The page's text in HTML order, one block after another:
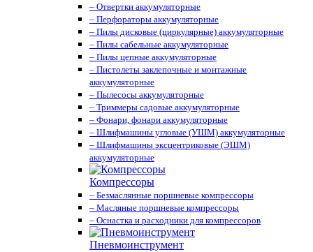
– Отвертки аккумуляторные
– Перфораторы аккумуляторные
– Пилы дисковые (циркулярные) аккумуляторные
– Пилы сабельные аккумуляторные
– Пилы цепные аккумуляторные
– Пистолеты заклепочные и монтажные
аккумуляторные
– Пылесосы аккумуляторные
– Триммеры садовые аккумуляторные
– Фонари, фонари аккумуляторные
– Шлифмашины угловые (УШМ) аккумуляторные
– Шлифмашины эксцентриковые (ЭШМ)
аккумуляторные
Компрессоры
– Безмаслянные поршневые компрессоры
– Масляные поршневые компрессоры
– Оснастка и расходники для компрессоров
Пневмоинструмент